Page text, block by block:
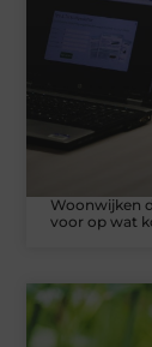
Woonwijken
voor op wat